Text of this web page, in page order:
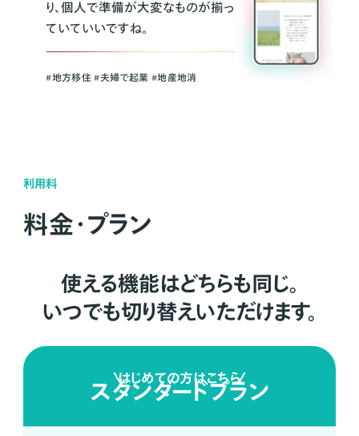
り、個人で準備が大変なものが揃っ
ていていいですね。
#地方移住 #夫婦で起業 #地産地消
利用料
料金・プラン
使える機能はどちらも同じ。
いつでも切り替えいただけます。
はじめての方はこちら
スタンダードプラン